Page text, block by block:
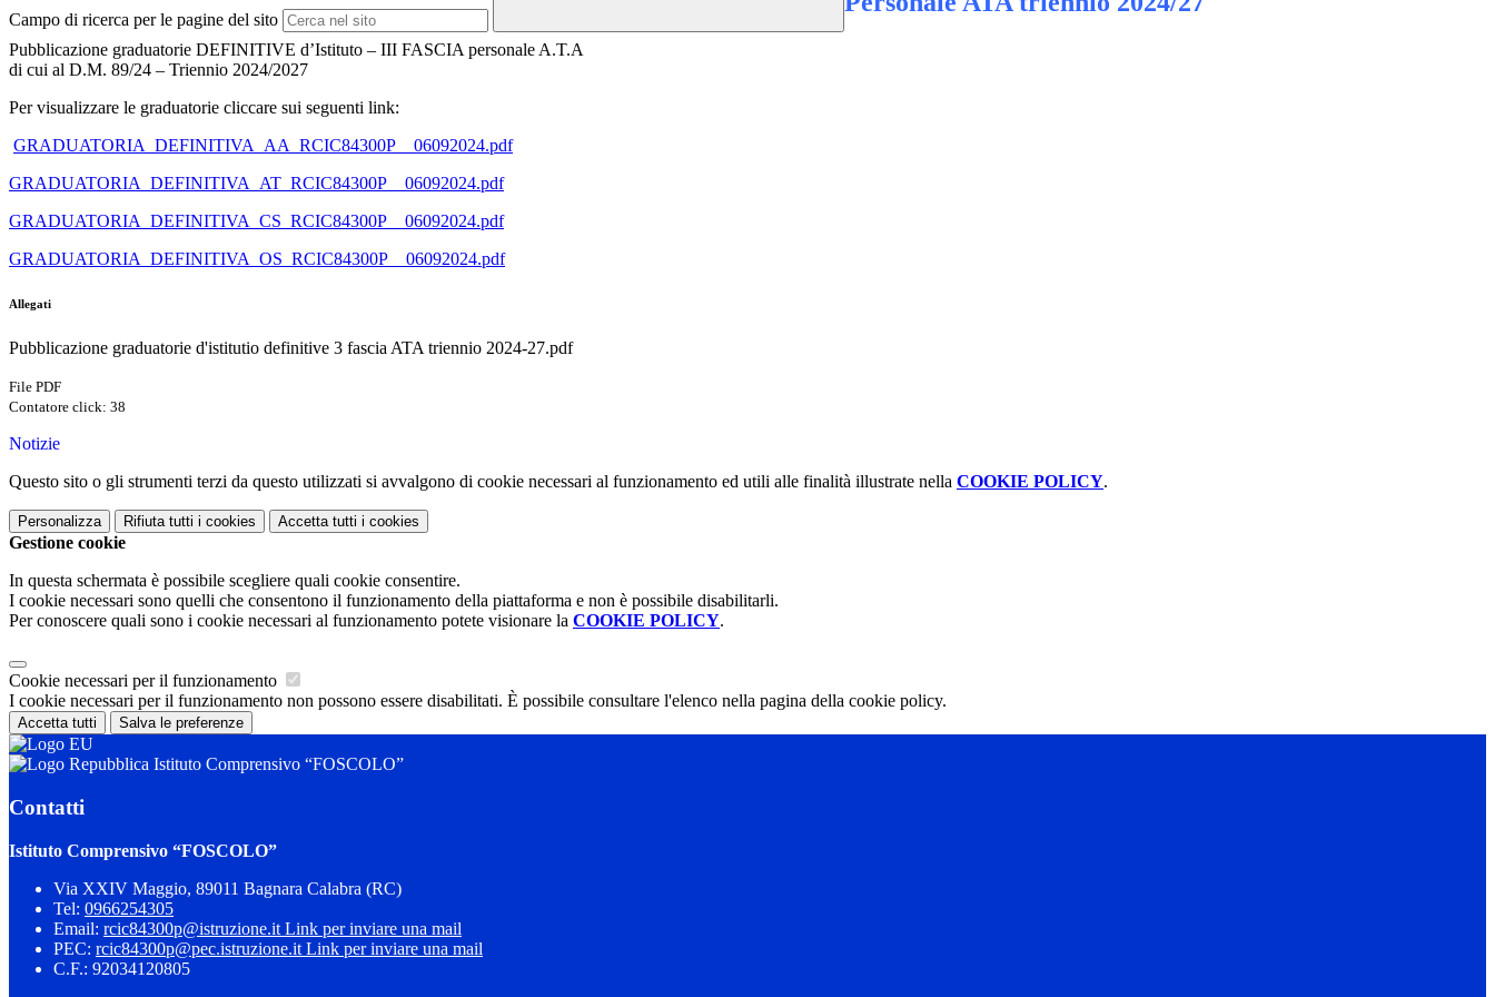
Campo di ricerca per le pagine del sito
Pubblicazione graduatorie DEFINITIVE d’Istituto – III FASCIA personale A.T.A
di cui al D.M. 89/24 – Triennio 2024/2027
Per visualizzare le graduatorie cliccare sui seguenti link:
GRADUATORIA_DEFINITIVA_AA_RCIC84300P__06092024.pdf
GRADUATORIA_DEFINITIVA_AT_RCIC84300P__06092024.pdf
GRADUATORIA_DEFINITIVA_CS_RCIC84300P__06092024.pdf
GRADUATORIA_DEFINITIVA_OS_RCIC84300P__06092024.pdf
Allegati
Pubblicazione graduatorie d'istitutio definitive 3 fascia ATA triennio 2024-27.pdf
File PDF
Contatore click: 38
Notizie
Questo sito o gli strumenti terzi da questo utilizzati si avvalgono di cookie necessari al funzionamento ed utili alle finalità illustrate nella COOKIE POLICY.
Personalizza Rifiuta tutti i cookies Accetta tutti i cookies
Gestione cookie
In questa schermata è possibile scegliere quali cookie consentire.
I cookie necessari sono quelli che consentono il funzionamento della piattaforma e non è possibile disabilitarli.
Per conoscere quali sono i cookie necessari al funzionamento potete visionare la COOKIE POLICY.
Cookie necessari per il funzionamento
I cookie necessari per il funzionamento non possono essere disabilitati. È possibile consultare l'elenco nella pagina della cookie policy.
Accetta tutti Salva le preferenze
Istituto Comprensivo “FOSCOLO”
Contatti
Istituto Comprensivo “FOSCOLO”
Via XXIV Maggio, 89011 Bagnara Calabra (RC)
Tel: 0966254305
Email: rcic84300p@istruzione.it Link per inviare una mail
PEC: rcic84300p@pec.istruzione.it Link per inviare una mail
C.F.: 92034120805